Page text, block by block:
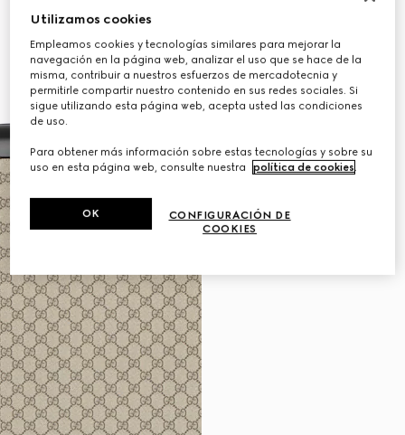
Utilizamos cookies
Empleamos cookies y tecnologías similares para mejorar la
navegación en la página web, analizar el uso que se hace de la
misma, contribuir a nuestros esfuerzos de mercadotecnia y
permitirle compartir nuestro contenido en sus redes sociales. Si
sigue utilizando esta página web, acepta usted las condiciones
de uso.
Para obtener más información sobre estas tecnologías y sobre su
uso en esta página web, consulte nuestra
política de cookies
CONFIGURACIÓN DE
COOKIES
OK